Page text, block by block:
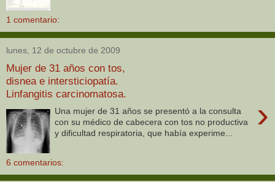
1 comentario:
lunes, 12 de octubre de 2009
Mujer de 31 años con tos,
disnea e intersticiopatía.
Linfangitis carcinomatosa.
›
Una mujer de 31 años se presentó a la consulta
con su médico de cabecera con tos no productiva
y dificultad respiratoria, que había experime...
6 comentarios: